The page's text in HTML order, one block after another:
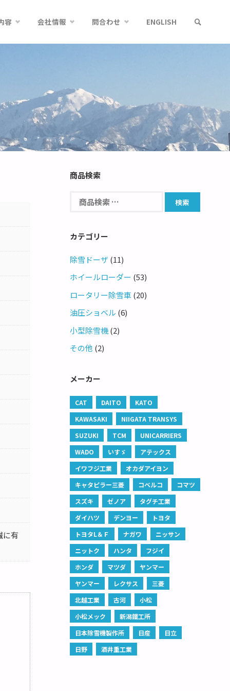
容 会社情報 問合わせ ENGLISH
有
商品検索
カテゴリー
除雪ドーザ (11)
ホイールローダー (53)
ロータリー除雪車 (20)
油圧ショベル (6)
小型除雪機 (2)
その他 (2)
メーカー
CAT DAITO
KATO
KAWASAKI
NIIGATA TRANSYS
SUZUKI
TCM
UNICARRIERS
WADO
いすゞ
アテックス
イワフジ工業
オカダアイヨン
キャタピラー三菱
コベルコ
コマツ
スズキ
ゼノア
タグチ工業
ダイハツ
デンヨー
トヨタ
トヨタL＆Ｆ
ナガワ
ニッサン
ニットク
ハンタ
フジイ
ホンダ
マツダ
ヤンマー
ヤンマー
レクサス
三菱
北越工業
古河
小松
小松メック
新潟鐵工所
日本除雪機製作所
日産
日立
日野
酒井重工業